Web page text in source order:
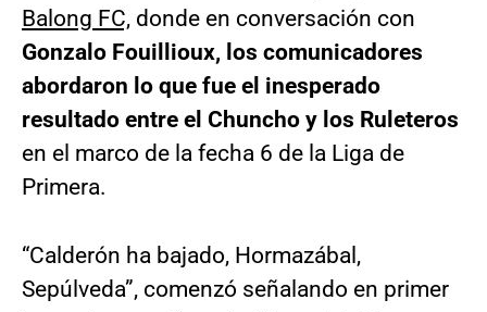
Balong FC, donde en conversación con
Gonzalo Fouillioux, los comunicadores
abordaron lo que fue el inesperado
resultado entre el Chuncho y los Ruleteros
en el marco de la fecha 6 de la Liga de
Primera.
“Calderón ha bajado, Hormazábal,
Sepúlveda”, comenzó señalando en primer